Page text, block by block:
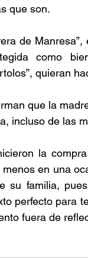
que son.
de
como
quieran
que la
incluso de las
la
en una
su familia,
perfecto para
fuera de